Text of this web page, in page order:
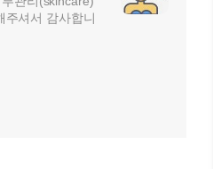
주셔서 감사합니